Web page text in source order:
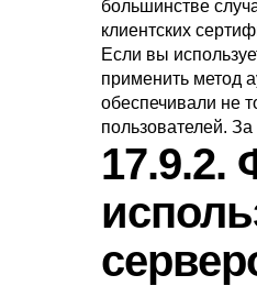
большинстве
клиентских
Если вы
применить метод
обеспечивали не
пользователей.
17.9.2.